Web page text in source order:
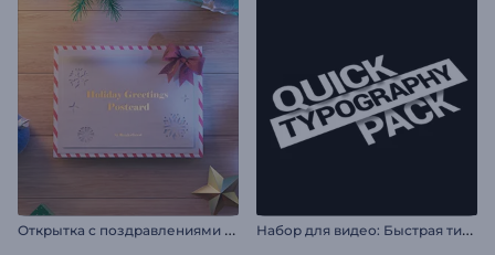
О
ткрытка с поздравлениями с праздником Н
абор для видео: Быстрая типографика